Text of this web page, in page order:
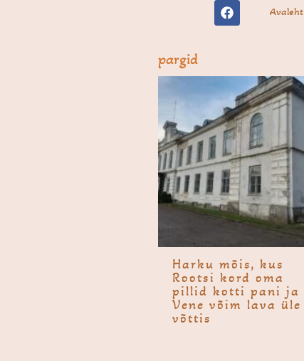
F
a
k
Avaleht
pargid
Harku mõis, kus
Rootsi kord oma
pillid kotti pani ja
Vene võim lava üle
võttis